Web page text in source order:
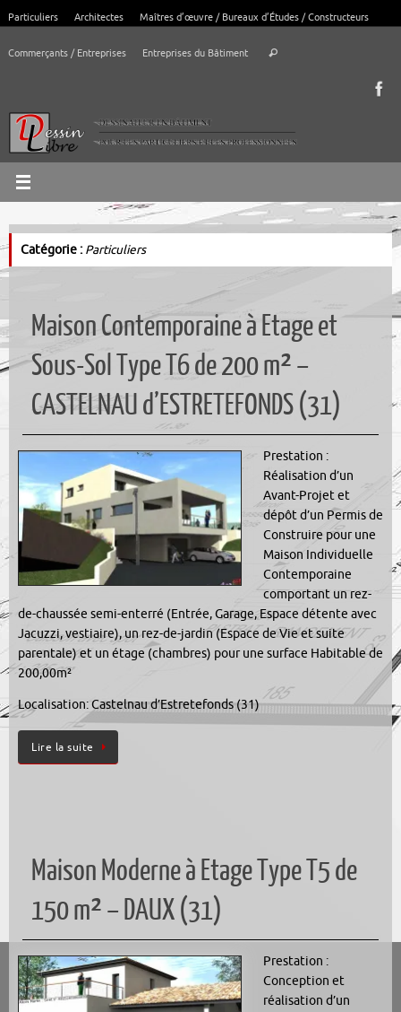
au
contenu
Particuliers Architectes Maîtres d’œuvre / Bureaux d’Études / Constructeurs
Commerçants / Entreprises Entreprises du Bâtiment Rechercher
Catégorie :Particuliers
Maison Contemporaine à Etage et
Sous-Sol Type T6 de 200 m² –
CASTELNAU d’ESTRETEFONDS (31)
Prestation :
Réalisation d’un
Avant-Projet et
dépôt d’un Permis de
Construire pour une
Maison Individuelle
Contemporaine
comportant un rez-
de-chaussée semi-enterré (Entrée, Garage, Espace détente avec
Jacuzzi, vestiaire), un rez-de-jardin (Espace de Vie et suite
parentale) et un étage (chambres) pour une surface Habitable de
200,00m²
Localisation: Castelnau d’Estretefonds (31)
Lire la suite
Maison Moderne à Etage Type T5 de
150 m² – DAUX (31)
Prestation :
Conception et
réalisation d’un